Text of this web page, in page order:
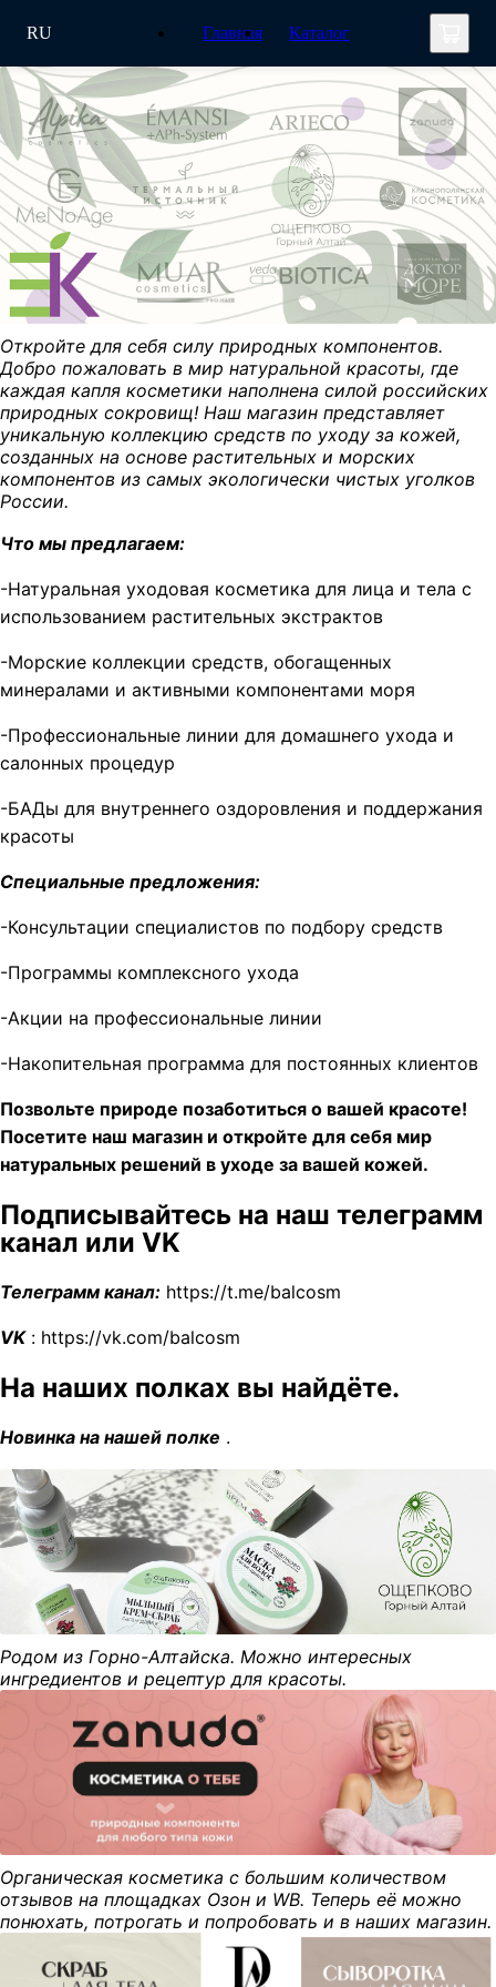
RU Главная Каталог
Откройте для себя силу природных компонентов.
Добро пожаловать в мир натуральной красоты, где
каждая капля косметики наполнена силой российских
природных сокровищ! Наш магазин представляет
уникальную коллекцию средств по уходу за кожей,
созданных на основе растительных и морских
компонентов из самых экологически чистых уголков
России.
Что мы предлагаем:
-Натуральная уходовая косметика для лица и тела с
использованием растительных экстрактов
-Морские коллекции средств, обогащенных
минералами и активными компонентами моря
-Профессиональные линии для домашнего ухода и
салонных процедур
-БАДы для внутреннего оздоровления и поддержания
красоты
Специальные предложения:
-Консультации специалистов по подбору средств
-Программы комплексного ухода
-Акции на профессиональные линии
-Накопительная программа для постоянных клиентов
Позвольте природе позаботиться о вашей красоте!
Посетите наш магазин и откройте для себя мир
натуральных решений в уходе за вашей кожей.
Подписывайтесь на наш телеграмм
канал или VK
Телеграмм канал: https://t.me/balcosm
VK: https://vk.com/balcosm
На наших полках вы найдёте.
Новинка на нашей полке .
Родом из Горно-Алтайска. Можно интересных
ингредиентов и рецептур для красоты.
Органическая косметика с большим количеством
отзывов на площадках Озон и WB. Теперь её можно
понюхать, потрогать и попробовать и в наших магазин.